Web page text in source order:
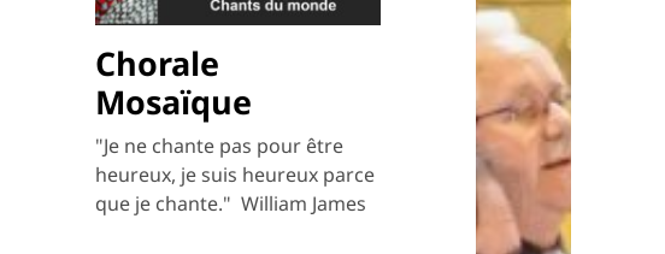
Chorale
Mosaïque
"Je ne chante pas pour être
heureux, je suis heureux parce
que je chante." ​ William James